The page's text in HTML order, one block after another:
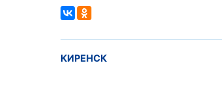
КИРЕНСК